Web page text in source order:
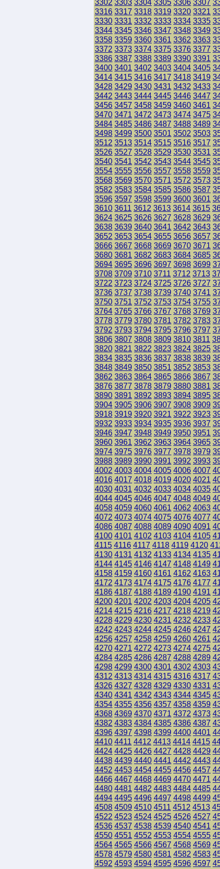
3302 3303 3304 3305 3306 3307
3316 3317 3318 3319 3320 3321
3330 3331 3332 3333 3334 3335
3344 3345 3346 3347 3348 3349
3358 3359 3360 3361 3362 3363
3372 3373 3374 3375 3376 3377
3386 3387 3388 3389 3390 3391
3400 3401 3402 3403 3404 3405
3414 3415 3416 3417 3418 3419
3428 3429 3430 3431 3432 3433
3442 3443 3444 3445 3446 3447
3456 3457 3458 3459 3460 3461
3470 3471 3472 3473 3474 3475
3484 3485 3486 3487 3488 3489
3498 3499 3500 3501 3502 3503
3512 3513 3514 3515 3516 3517
3526 3527 3528 3529 3530 3531
3540 3541 3542 3543 3544 3545
3554 3555 3556 3557 3558 3559
3568 3569 3570 3571 3572 3573
3582 3583 3584 3585 3586 3587
3596 3597 3598 3599 3600 3601
3610 3611 3612 3613 3614 3615
3624 3625 3626 3627 3628 3629
3638 3639 3640 3641 3642 3643
3652 3653 3654 3655 3656 3657
3666 3667 3668 3669 3670 3671
3680 3681 3682 3683 3684 3685
3694 3695 3696 3697 3698 3699
3708 3709 3710 3711 3712 3713
3722 3723 3724 3725 3726 3727
3736 3737 3738 3739 3740 3741
3750 3751 3752 3753 3754 3755
3764 3765 3766 3767 3768 3769
3778 3779 3780 3781 3782 3783
3792 3793 3794 3795 3796 3797
3806 3807 3808 3809 3810 3811
3820 3821 3822 3823 3824 3825
3834 3835 3836 3837 3838 3839
3848 3849 3850 3851 3852 3853
3862 3863 3864 3865 3866 3867
3876 3877 3878 3879 3880 3881
3890 3891 3892 3893 3894 3895
3904 3905 3906 3907 3908 3909
3918 3919 3920 3921 3922 3923
3932 3933 3934 3935 3936 3937
3946 3947 3948 3949 3950 3951
3960 3961 3962 3963 3964 3965
3974 3975 3976 3977 3978 3979
3988 3989 3990 3991 3992 3993
4002 4003 4004 4005 4006 4007
4016 4017 4018 4019 4020 4021
4030 4031 4032 4033 4034 4035
4044 4045 4046 4047 4048 4049
4058 4059 4060 4061 4062 4063
4072 4073 4074 4075 4076 4077
4086 4087 4088 4089 4090 4091
4100 4101 4102 4103 4104 4105
4115 4116 4117 4118 4119 4120
4130 4131 4132 4133 4134 4135
4144 4145 4146 4147 4148 4149
4158 4159 4160 4161 4162 4163
4172 4173 4174 4175 4176 4177
4186 4187 4188 4189 4190 4191
4200 4201 4202 4203 4204 4205
4214 4215 4216 4217 4218 4219
4228 4229 4230 4231 4232 4233
4242 4243 4244 4245 4246 4247
4256 4257 4258 4259 4260 4261
4270 4271 4272 4273 4274 4275
4284 4285 4286 4287 4288 4289
4298 4299 4300 4301 4302 4303
4312 4313 4314 4315 4316 4317
4326 4327 4328 4329 4330 4331
4340 4341 4342 4343 4344 4345
4354 4355 4356 4357 4358 4359
4368 4369 4370 4371 4372 4373
4382 4383 4384 4385 4386 4387
4396 4397 4398 4399 4400 4401
4410 4411 4412 4413 4414 4415
4424 4425 4426 4427 4428 4429
4438 4439 4440 4441 4442 4443
4452 4453 4454 4455 4456 4457
4466 4467 4468 4469 4470 4471
4480 4481 4482 4483 4484 4485
4494 4495 4496 4497 4498 4499
4508 4509 4510 4511 4512 4513
4522 4523 4524 4525 4526 4527
4536 4537 4538 4539 4540 4541
4550 4551 4552 4553 4554 4555
4564 4565 4566 4567 4568 4569
4578 4579 4580 4581 4582 4583
4592 4593 4594 4595 4596 4597